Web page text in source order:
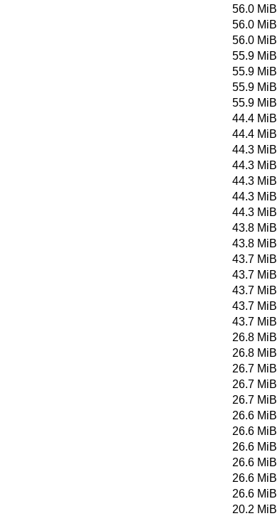
56.0 MiB
56.0 MiB
56.0 MiB
55.9 MiB
55.9 MiB
55.9 MiB
55.9 MiB
44.4 MiB
44.4 MiB
44.3 MiB
44.3 MiB
44.3 MiB
44.3 MiB
44.3 MiB
43.8 MiB
43.8 MiB
43.7 MiB
43.7 MiB
43.7 MiB
43.7 MiB
43.7 MiB
26.8 MiB
26.8 MiB
26.7 MiB
26.7 MiB
26.7 MiB
26.6 MiB
26.6 MiB
26.6 MiB
26.6 MiB
26.6 MiB
26.6 MiB
20.2 MiB